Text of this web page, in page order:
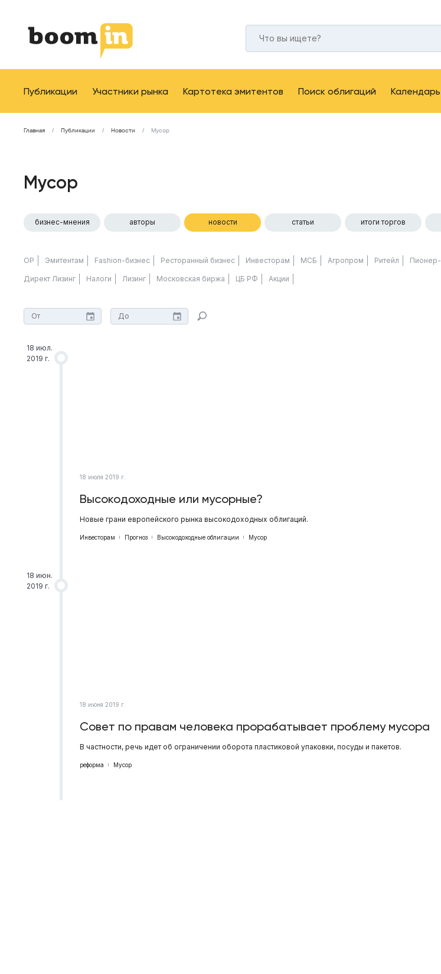
Публикации Участники рынка Картотека эмитентов Поиск облигаций
Главная Публикации Новости Мусор
Мусор
бизнес-мнения авторы новости статьи итоги торгов
ОР Эмитентам Fashion-бизнес Ресторанный бизнес Инвесторам МСБ Агропром Ритейл Пионер-
Директ Лизинг Налоги Лизинг Московская биржа ЦБ РФ Акции
18 июл.
2019 г.
18 июля 2019 г.
Высокодоходные или мусорные?
Новые грани европейского рынка высокодоходных облигаций.
Инвесторам Прогноз Высокодоходные облигации Мусор
18 июн.
2019 г.
18 июня 2019 г.
Совет по правам человека прорабатывает проблему мусора
В частности, речь идет об ограничении оборота пластиковой упаковки, посуды и пакетов.
реформа Мусор